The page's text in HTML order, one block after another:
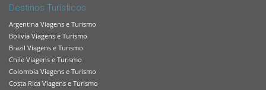
Destinos Turísticos
Argentina Viagens e Turismo
Bolivia Viagens e Turismo
Brazil Viagens e Turismo
Chile Viagens e Turismo
Colombia Viagens e Turismo
Costa Rica Viagens e Turismo